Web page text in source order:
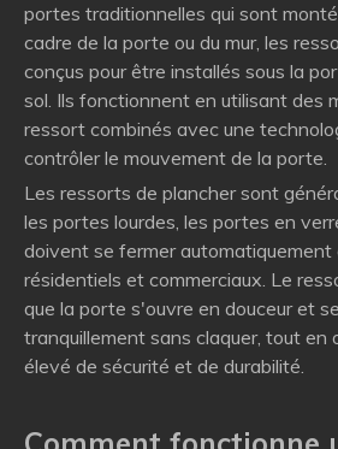
portes traditionnelles qui sont
cadre de la porte ou du mur, les
conçus pour être installés sous la
sol. Ils fonctionnent en utilisant des
ressort combinés avec une
contrôler le mouvement de la porte.
Les ressorts de plancher sont
les portes lourdes, les portes en
doivent se fermer automatiquement
résidentiels et commerciaux. Le
que la porte s'ouvre en douceur et
tranquillement sans claquer, tout en
élevé de sécurité et de durabilité.